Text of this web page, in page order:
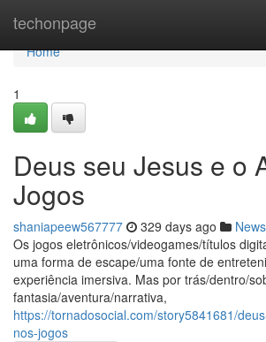
techonpage
Home
Home
1
Deus seu Jesus e o
Jogos
shaniapeew567777 329 days ago News
Os jogos eletrônicos/videogames/títulos
uma forma de escape/uma fonte de
experiência imersiva. Mas por trás/dentro/
fantasia/aventura/narrativa,
https://tornadosocial.com/story5841681/
nos-jogos